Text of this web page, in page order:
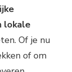
lokale
Of je nu
of om